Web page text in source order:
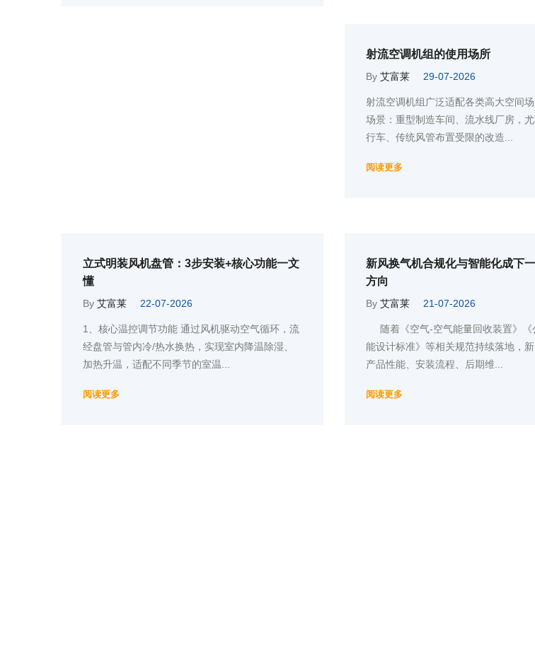
射流空调机组的使用场所
By 艾富莱 29-07-2026
射流空调机组广泛适配各类高大空间
场景：重型制造车间、流水线厂房，
行车、传统风管布置受限的改造...
阅读更多
立式明装风机盘管：3步安装+核心功能一文
懂
By 艾富莱 22-07-2026
1、核心温控调节功能 通过风机驱动空气循环，流
经盘管与管内冷/热水换热，实现室内降温除湿、
加热升温，适配不同季节的室温...
阅读更多
新风换气机合规化与智能化成下
方向
By 艾富莱 21-07-2026
随着《空气-空气能量回收装置》《
能设计标准》等相关规范持续落地，
产品性能、安装流程、后期维...
阅读更多